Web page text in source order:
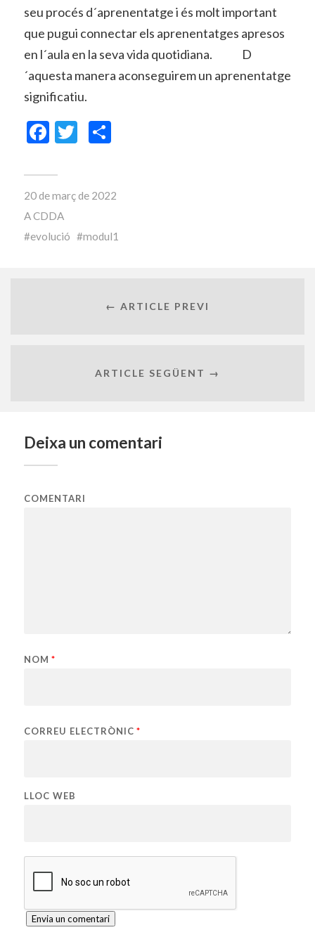
seu procés d´aprenentatge i és molt important
que pugui connectar els aprenentatges apresos
en l´aula en la seva vida quotidiana. D
´aquesta manera aconseguirem un aprenentatge
significatiu.
Facebook
TwitterComparteix
20 de març de 2022
ACDDA
evolució
modul1
← ARTICLE PREVI
ARTICLE SEGÜENT →
Deixa un comentari
COMENTARI
NOM *
CORREU ELECTRÒNIC *
LLOC WEB